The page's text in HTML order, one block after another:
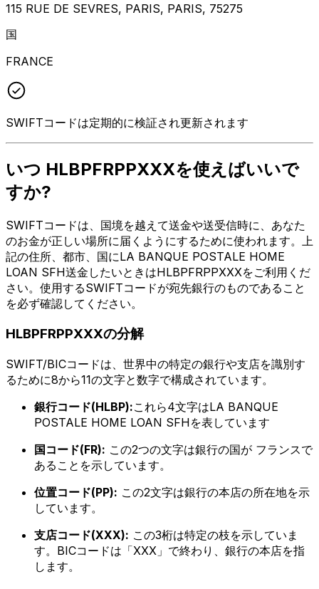
115 RUE DE SEVRES, PARIS, PARIS, 75275
国
FRANCE
SWIFTコードは定期的に検証され更新されます
いつ HLBPFRPPXXXを使えばいいで
すか?
SWIFTコードは、国境を越えて送金や送受信時に、あなた
のお金が正しい場所に届くようにするために使われます。上
記の住所、都市、国にLA BANQUE POSTALE HOME
LOAN SFH送金したいときはHLBPFRPPXXXをご利用くだ
さい。使用するSWIFTコードが宛先銀行のものであること
を必ず確認してください。
HLBPFRPPXXXの分解
SWIFT/BICコードは、世界中の特定の銀行や支店を識別す
るために8から11の文字と数字で構成されています。
銀行コード(HLBP):これら4文字はLA BANQUE
POSTALE HOME LOAN SFHを表しています
国コード(FR): この2つの文字は銀行の国が フランスで
あることを示しています。
位置コード(PP): この2文字は銀行の本店の所在地を示
しています。
支店コード(XXX): この3桁は特定の枝を示していま
す。BICコードは「XXX」で終わり、銀行の本店を指
します。